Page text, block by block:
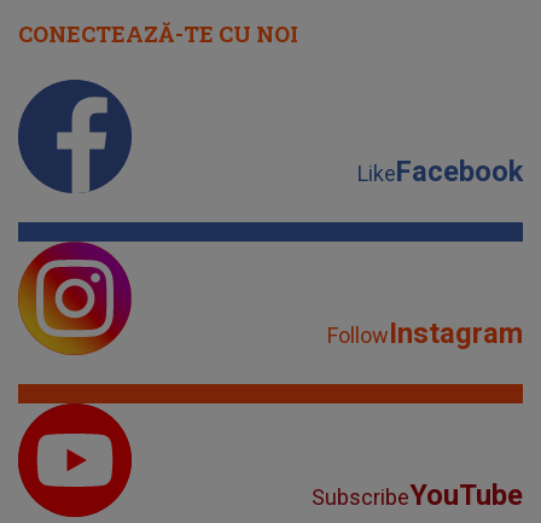
CONECTEAZĂ-TE CU NOI
LikeFacebook
FollowInstagram
SubscribeYouTube